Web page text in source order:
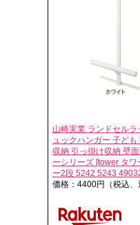
山崎実業 ランドセルラ
ュックハンガー 子ど
収納 引っ掛け収納 壁
ーシリーズ [tower タ
ー2段 5242 5243
価格：4400円（税込、